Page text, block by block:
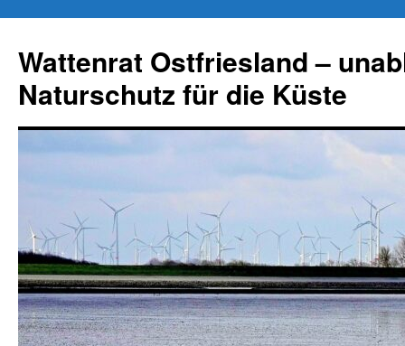
springen
Wattenrat Ostfriesland –
Naturschutz für die Küste